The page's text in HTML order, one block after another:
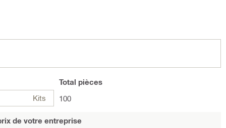
Kits
Total pièces
100
de votre entreprise